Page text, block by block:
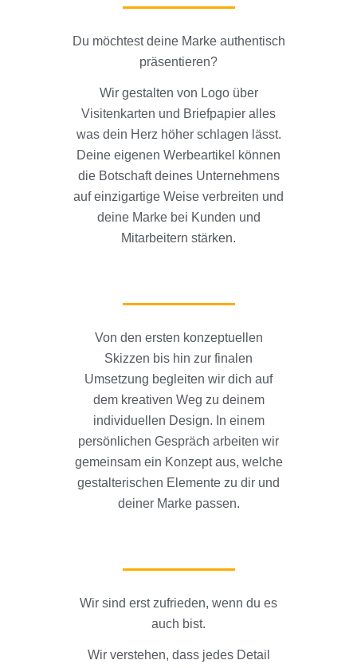
Du möchtest deine Marke authentisch
präsentieren?
Wir gestalten von Logo über
Visitenkarten und Briefpapier alles
was dein Herz höher schlagen lässt.
Deine eigenen Werbeartikel können
die Botschaft deines Unternehmens
auf einzigartige Weise verbreiten und
deine Marke bei Kunden und
Mitarbeitern stärken.
Von den ersten konzeptuellen
Skizzen bis hin zur finalen
Umsetzung begleiten wir dich auf
dem kreativen Weg zu deinem
individuellen Design. In einem
persönlichen Gespräch arbeiten wir
gemeinsam ein Konzept aus, welche
gestalterischen Elemente zu dir und
deiner Marke passen.
Wir sind erst zufrieden, wenn du es
auch bist.
Wir verstehen, dass jedes Detail